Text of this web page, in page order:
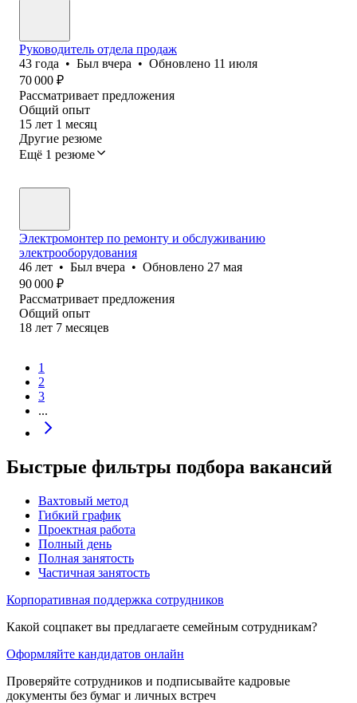
Руководитель отдела продаж
43 года • Был вчера • Обновлено 11 июля
70 000 ₽
Рассматривает предложения
Общий опыт
15 лет 1 месяц
Другие резюме
Ещё 1 резюме
Электромонтер по ремонту и обслуживанию
электрооборудования
46 лет • Был вчера • Обновлено 27 мая
90 000 ₽
Рассматривает предложения
Общий опыт
18 лет 7 месяцев
1
2
3
...
Быстрые фильтры подбора вакансий
Вахтовый метод
Гибкий график
Проектная работа
Полный день
Полная занятость
Частичная занятость
Корпоративная поддержка сотрудников
Какой соцпакет вы предлагаете семейным сотрудникам?
Оформляйте кандидатов онлайн
Проверяйте сотрудников и подписывайте кадровые
документы без бумаг и личных встреч